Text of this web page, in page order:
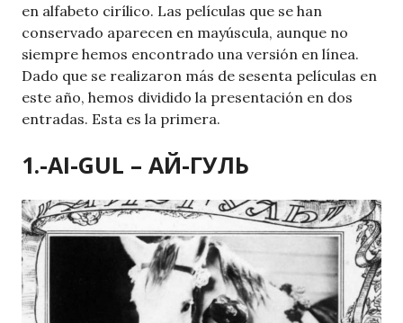
en alfabeto cirílico. Las películas que se han
conservado aparecen en mayúscula, aunque no
siempre hemos encontrado una versión en línea.
Dado que se realizaron más de sesenta películas en
este año, hemos dividido la presentación en dos
entradas. Esta es la primera.
1.-AI-GUL – АЙ-ГУЛЬ